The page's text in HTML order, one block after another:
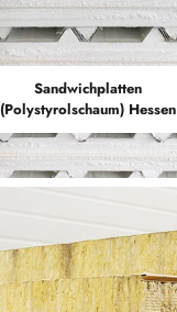
Sandwichplatten
(Polystyrolschaum) Hessen